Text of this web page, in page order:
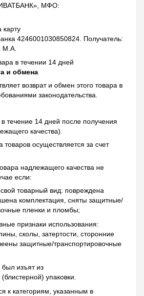
МФО:
карту
4246001030850824. Получатель:
М.А.
в течении 14 дней
и обмена
возврат и обмен этого товара в
законодательства.
течение 14 дней после получения
качества).
товаров осуществляется за счет
надлежащего качества не
если:
товарный вид: повреждена
комплектация, сняты защитные/
пленки и пломбы;
признаки использования:
сколы, затертости, сторонние
защитные/транспортировочные
изъят из
упаковки.
к категориям, указанным в